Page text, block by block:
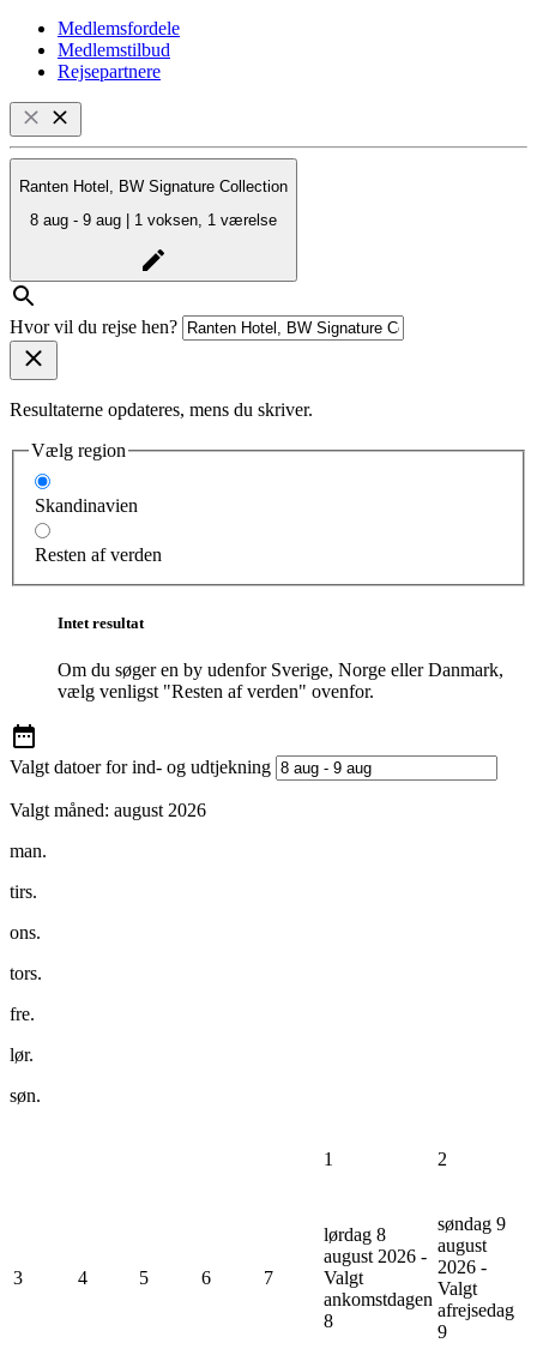
Medlemsfordele
Medlemstilbud
Rejsepartnere
Ranten Hotel, BW Signature Collection
8 aug - 9 aug | 1 voksen, 1 værelse
Hvor vil du rejse hen?
Resultaterne opdateres, mens du skriver.
Vælg region
Skandinavien
Resten af verden
Intet resultat
Om du søger en by udenfor Sverige, Norge eller Danmark,
vælg venligst "Resten af verden" ovenfor.
Valgt datoer for ind- og udtjekning
Valgt måned: august 2026
man.
tirs.
ons.
tors.
fre.
lør.
søn.
1 2
3 4 5 6 7
lørdag 8
august 2026 -
Valgt
ankomstdagen
8
søndag 9
august
2026 -
Valgt
afrejsedag
9